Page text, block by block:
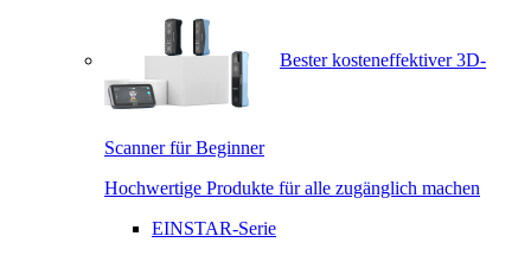
Bester kosteneffektiver 3D-
Scanner für Beginner
Hochwertige Produkte für alle zugänglich machen
EINSTAR-Serie